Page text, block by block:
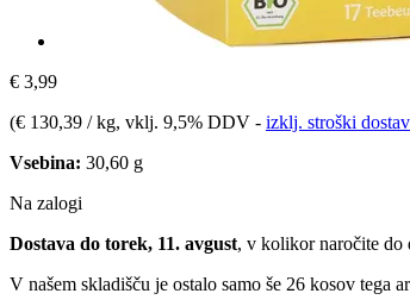
€ 3,99
(€ 130,39 / kg, vklj. 9,5% DDV - izklj. stroški
Vsebina: 30,60 g
Na zalogi
Dostava do torek, 11. avgust, v kolikor naročite do
V našem skladišču je ostalo samo še 26 kosov tega